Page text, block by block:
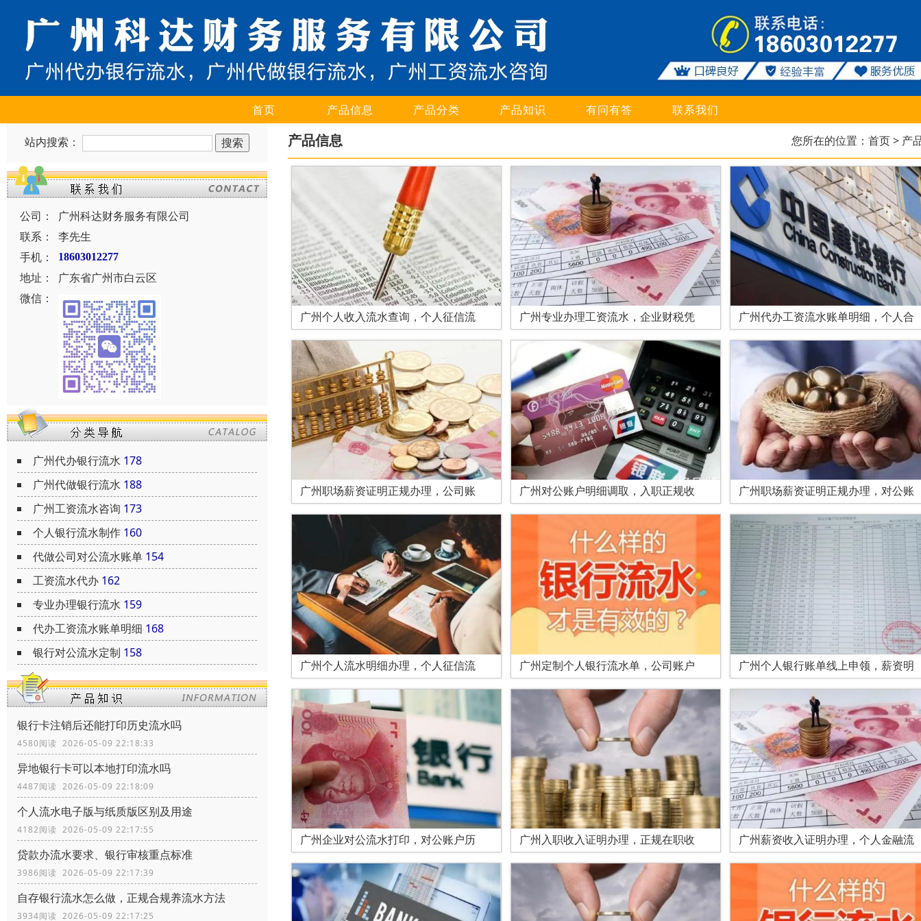
首页 产品信息 产品分类 产品知识 有问有答 联系我们
站内搜索：
公司：
广州科达财务服务有限公司
联系：
李先生
手机：
18603012277
地址：
广东省广州市白云区
微信：
广州代办银行流水 178
广州代做银行流水 188
广州工资流水咨询 173
个人银行流水制作 160
代做公司对公流水账单 154
工资流水代办 162
专业办理银行流水 159
代办工资流水账单明细 168
银行对公流水定制 158
银行卡注销后还能打印历史流水吗
4580阅读 2026-05-09 22:18:33
异地银行卡可以本地打印流水吗
4487阅读 2026-05-09 22:18:09
个人流水电子版与纸质版区别及用途
4182阅读 2026-05-09 22:17:55
贷款办流水要求、银行审核重点标准
3986阅读 2026-05-09 22:17:39
自存银行流水怎么做，正规合规养流水方法
3934阅读 2026-05-09 22:17:25
产品信息 您所在的位置： 首页> 产
广州个人收入流水查询，个人征信流 广州专业办理工资流水，企业财税凭 广州代办工资流水账单明细，个人合
广州职场薪资证明正规办理，公司账 广州对公账户明细调取，入职正规收 广州职场薪资证明正规办理，对公账
广州个人流水明细办理，个人征信流 广州定制个人银行流水单，公司账户 广州个人银行账单线上申领，薪资明
广州企业对公流水打印，对公账户历 广州入职收入证明办理，正规在职收 广州薪资收入证明办理，个人金融流